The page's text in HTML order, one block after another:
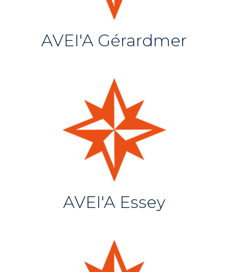
AVEI'A Gérardmer
AVEI'A Essey